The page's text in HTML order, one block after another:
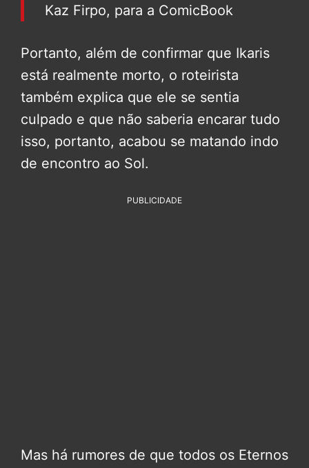
Kaz Firpo, para a ComicBook
Portanto, além de confirmar que Ikaris
está realmente morto, o roteirista
também explica que ele se sentia
culpado e que não saberia encarar tudo
isso, portanto, acabou se matando indo
de encontro ao Sol.
PUBLICIDADE
Mas há rumores de que todos os Eternos